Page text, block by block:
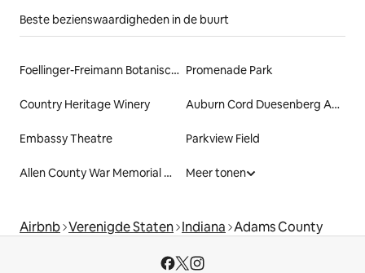
Beste bezienswaardigheden in de buurt
Foellinger-Freimann Botanische Conservatorium Promenade Park
Country Heritage Winery Auburn Cord Duesenberg Automobile Museum
Embassy Theatre Parkview Field
Allen County War Memorial Coliseum Meer tonen
Airbnb Verenigde Staten Indiana Adams County